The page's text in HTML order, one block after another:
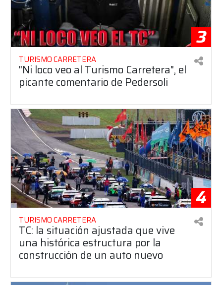
3
TURISMO CARRETERA
"Ni loco veo al Turismo Carretera", el
picante comentario de Pedersoli
4
TURISMO CARRETERA
TC: la situación ajustada que vive
una histórica estructura por la
construcción de un auto nuevo